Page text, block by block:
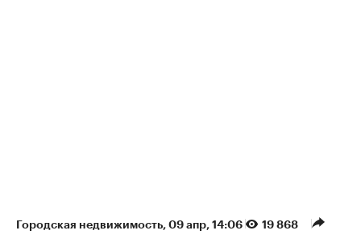
Городская недвижимость⁠, 09 апр, 14:06 19 868